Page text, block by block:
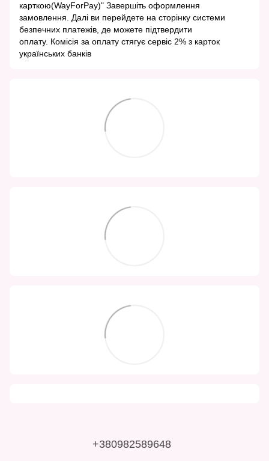
карткою(WayForPay)" Завершіть оформлення
замовлення. Далі ви перейдете на сторінку системи
безпечних платежів, де можете підтвердити
оплату. Комісія за оплату стягує сервіс 2% з карток
українських банків
+380982589648